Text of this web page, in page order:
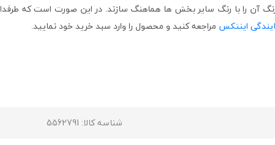
رنگ آن را با رنگ سایر بخش ها هماهنگ سازند. در این صورت است که
اینتکس مراجعه کنید و محصول را وارد سبد خرید خود نمایید.
شناسه کالا: 5562791